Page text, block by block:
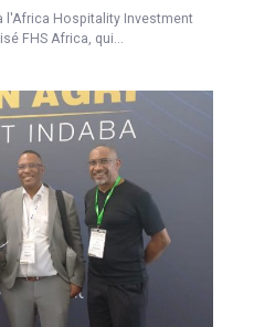
l'Africa Hospitality Investment
FHS Africa, qui...